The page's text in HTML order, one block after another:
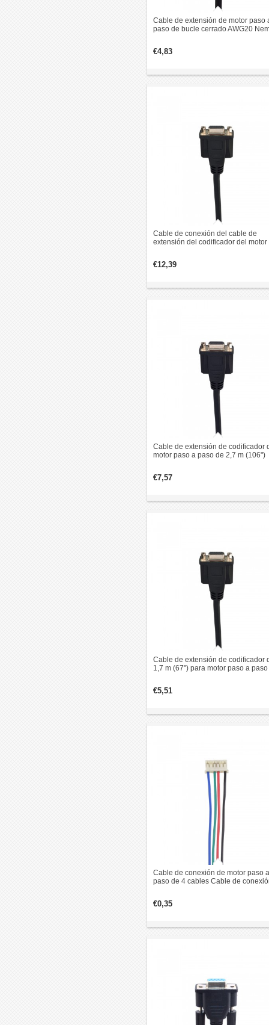
Cable de extensión de motor paso
paso de bucle cerrado AWG20
€4,83
Cable de conexión del cable de
extensión del codificador del motor
€12,39
Cable de extensión de codificador
motor paso a paso de 2,7 m (106")
€7,57
Cable de extensión de codificador
1,7 m (67") para motor paso a
€5,51
Cable de conexión de motor paso a
paso de 4 cables Cable de
€0,35